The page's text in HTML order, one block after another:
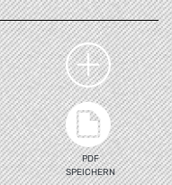
PDF
SPEICHERN